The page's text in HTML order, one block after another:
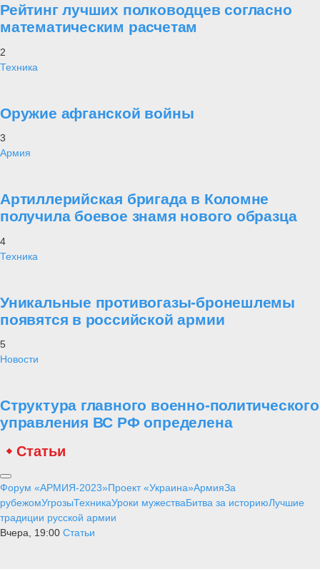
Рейтинг лучших полководцев согласно
математическим расчетам
2
Техника
Оружие афганской войны
3
Армия
Артиллерийская бригада в Коломне
получила боевое знамя нового образца
4
Техника
Уникальные противогазы-бронешлемы
появятся в российской армии
5
Новости
Структура главного военно-политического
управления ВС РФ определена
Статьи
Форум «АРМИЯ-2023»Проект «Украина»АрмияЗа
рубежомУгрозыТехникаУроки мужестваБитва за историюЛучшие
традиции русской армии
Вчера, 19:00 Статьи